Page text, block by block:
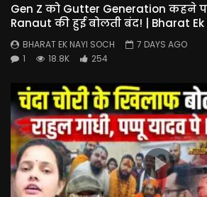
Gen Z को Gutter Generation कहने
Ranaut की हुई बोलती बंद! | Bharat Ek
BHARAT EK NAYI SOCH
7 DAYS AGO
1
18.8K 254